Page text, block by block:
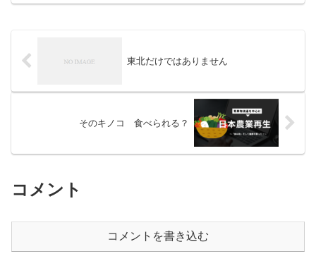
東北だけではありません
そのキノコ 食べられる？
コメント
コメントを書き込む